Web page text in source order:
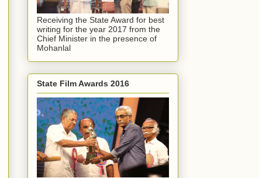
Receiving the State Award for best
writing for the year 2017 from the
Chief Minister in the presence of
Mohanlal
State Film Awards 2016